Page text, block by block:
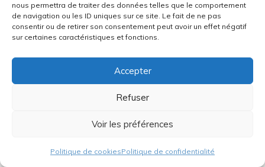
nous permettra de traiter des données telles que le comportement
de navigation ou les ID uniques sur ce site. Le fait de ne pas
consentir ou de retirer son consentement peut avoir un effet négatif
sur certaines caractéristiques et fonctions.
Accepter
Refuser
Voir les préférences
Politique de cookiesPolitique de confidentialité
RTX 5070 qui fond : causes du connecteur
12VHPWR et prévention
AOC lance un écran gaming révolutionnaire 500
Hz avec changement de résolution instantané
Fuite sur la série Google Pixel 11 avant son
lancement : prix estimés, caractéristiques